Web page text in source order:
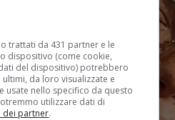
trattati da 431 partner e le
dispositivo (come cookie,
del dispositivo) potrebbero
da loro visualizzate e
usate nello specifico da questo
utilizzare dati di
dei partner.